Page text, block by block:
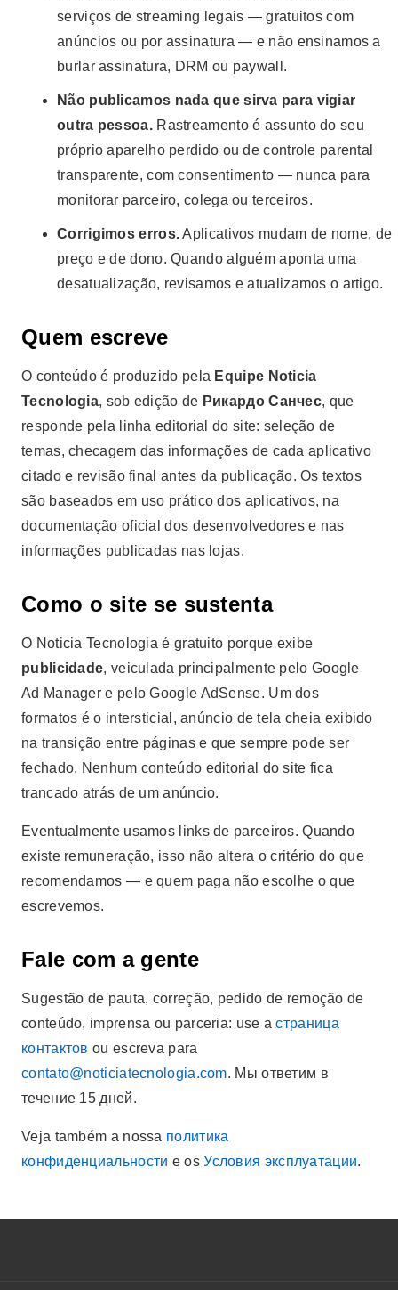
serviços de streaming legais — gratuitos com
anúncios ou por assinatura — e não ensinamos a
burlar assinatura, DRM ou paywall.
Não publicamos nada que sirva para vigiar
outra pessoa.Rastreamento é assunto do seu
próprio aparelho perdido ou de controle parental
transparente, com consentimento — nunca para
monitorar parceiro, colega ou terceiros.
Corrigimos erros.Aplicativos mudam de nome, de
preço e de dono. Quando alguém aponta uma
desatualização, revisamos e atualizamos o artigo.
Quem escreve
O conteúdo é produzido pela Equipe Noticia
Tecnologia, sob edição de Рикардо Санчес, que
responde pela linha editorial do site: seleção de
temas, checagem das informações de cada aplicativo
citado e revisão final antes da publicação. Os textos
são baseados em uso prático dos aplicativos, na
documentação oficial dos desenvolvedores e nas
informações publicadas nas lojas.
Como o site se sustenta
O Noticia Tecnologia é gratuito porque exibe
publicidade, veiculada principalmente pelo Google
Ad Manager e pelo Google AdSense. Um dos
formatos é o intersticial, anúncio de tela cheia exibido
na transição entre páginas e que sempre pode ser
fechado. Nenhum conteúdo editorial do site fica
trancado atrás de um anúncio.
Eventualmente usamos links de parceiros. Quando
existe remuneração, isso não altera o critério do que
recomendamos — e quem paga não escolhe o que
escrevemos.
Fale com a gente
Sugestão de pauta, correção, pedido de remoção de
conteúdo, imprensa ou parceria: use aстраница
контактов ou escreva para
contato@noticiatecnologia.com. Мы ответим в
течение 15 дней.
Veja também a nossa политика
конфиденциальности e osУсловия эксплуатации.